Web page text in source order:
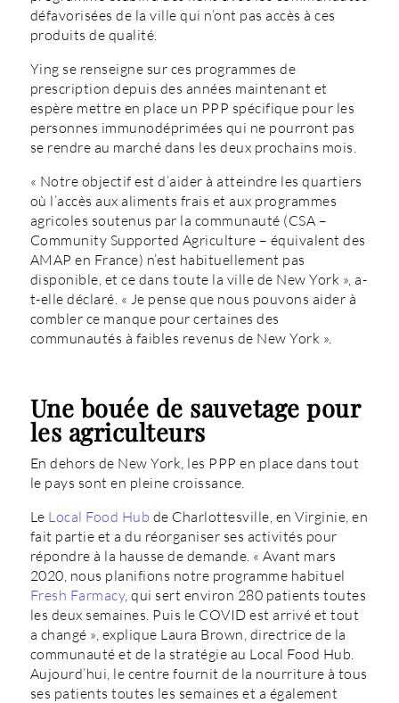
défavorisées de la ville qui n’ont pas accès à ces
produits de qualité.
Ying se renseigne sur ces programmes de
prescription depuis des années maintenant et
espère mettre en place un PPP spécifique pour les
personnes immunodéprimées qui ne pourront pas
se rendre au marché dans les deux prochains mois.
« Notre objectif est d’aider à atteindre les quartiers
où l’accès aux aliments frais et aux programmes
agricoles soutenus par la communauté (CSA –
Community Supported Agriculture – équivalent des
AMAP en France) n’est habituellement pas
disponible, et ce dans toute la ville de New York », a-
t-elle déclaré. « Je pense que nous pouvons aider à
combler ce manque pour certaines des
communautés à faibles revenus de New York ».
Une bouée de sauvetage pour
les agriculteurs
En dehors de New York, les PPP en place dans tout
le pays sont en pleine croissance.
Le Local Food Hub de Charlottesville, en Virginie, en
fait partie et a du réorganiser ses activités pour
répondre à la hausse de demande. « Avant mars
2020, nous planifions notre programme habituel
Fresh Farmacy, qui sert environ 280 patients toutes
les deux semaines. Puis le COVID est arrivé et tout
a changé », explique Laura Brown, directrice de la
communauté et de la stratégie au Local Food Hub.
Aujourd’hui, le centre fournit de la nourriture à tous
ses patients toutes les semaines et a également